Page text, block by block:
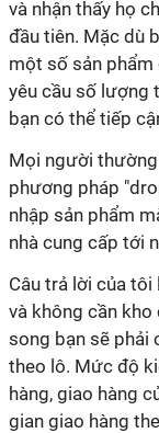
và nhận thấy họ
đầu tiên. Mặc dù
một số sản phẩm
yêu cầu số lượng
bạn có thể tiếp
Mọi người
phương pháp
nhập sản phẩm
nhà cung cấp tới
Câu trả lời của tôi
và không cần
song bạn sẽ phải
theo lô. Mức độ
hàng, giao hàng
gian giao hàng